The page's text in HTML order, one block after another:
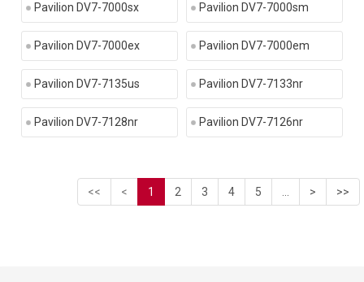
Pavilion DV7-7000sx Pavilion DV7-7000sm
Pavilion DV7-7000ex Pavilion DV7-7000em
Pavilion DV7-7135us Pavilion DV7-7133nr
Pavilion DV7-7128nr Pavilion DV7-7126nr
<< < 1 2 3 4 5 > >>